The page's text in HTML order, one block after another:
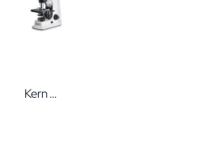
Kern Durchlichtmikroskop OBL-Serie Phasenkontrastmikroskop